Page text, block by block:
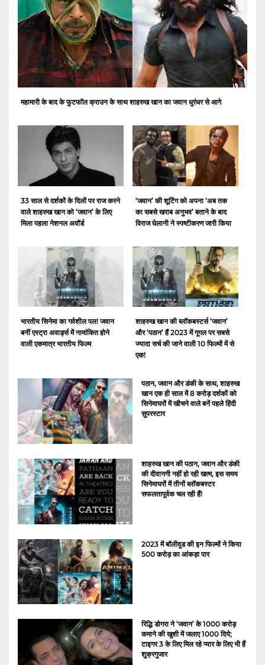
महामारी के बाद के फुटफॉल क्राउन के साथ शाहरुख खान का जवान धुरंधर से आगे
33 साल से दर्शकों के दिलों पर राज करने
वाले शाहरुख खान को ‘जवान’ के लिए
मिला पहला नेशनल अवॉर्ड
‘जवान’ की शूटिंग को अपना ‘अब तक
का सबसे खराब अनुभव’ बताने के बाद
विराज घेलानी ने स्पष्टीकरण जारी किया
भारतीय सिनेमा का गर्वशील पल! जवान
बनीं एस्ट्रा अवार्ड्स में नामांकित होने
वाली एकमात्र भारतीय फिल्म
शाहरुख खान की ब्लॉकबस्टर्स ‘जवान’
और ‘पठान’ हैं 2023 में गूगल पर सबसे
ज्यादा सर्च की जाने वाली 10 फिल्मों में से
एक!
पठान, जवान और डंकी के साथ, शाहरुख
खान एक ही साल में 8 करोड़ दर्शकों को
सिनेमाघरों में खीचने वाले बनें पहले हिंदी
सुपरस्टार
शाहरुख खान की पठान, जवान और डंकी
की दीवानगी नहीं हो रही खत्म, इस समय
सिनेमाघरों में तीनों ब्लॉकबस्टर
सफलतापूर्वक चल रही हैं!
2023 में बॉलीवुड की इन फिल्मों ने किया
500 करोड़ का आंकड़ा पार
रिद्धि डोगरा ने ‘जवान’ के 1000 करोड़
कमाने की खुशी में जलाए 1000 दिये;
टाइगर 3 के लिए मिल रहे प्यार के लिए भी हैं
शुक्रगुजार